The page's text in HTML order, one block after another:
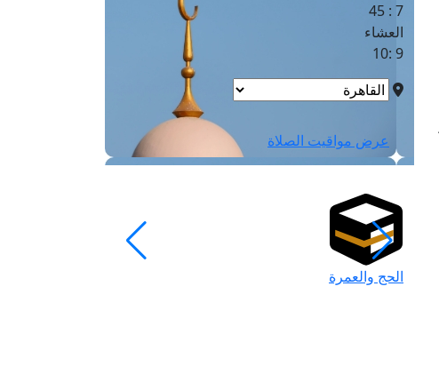
7 : 45
العشاء
9 :10
عرض مواقيت الصلاة
الحج والعمرة